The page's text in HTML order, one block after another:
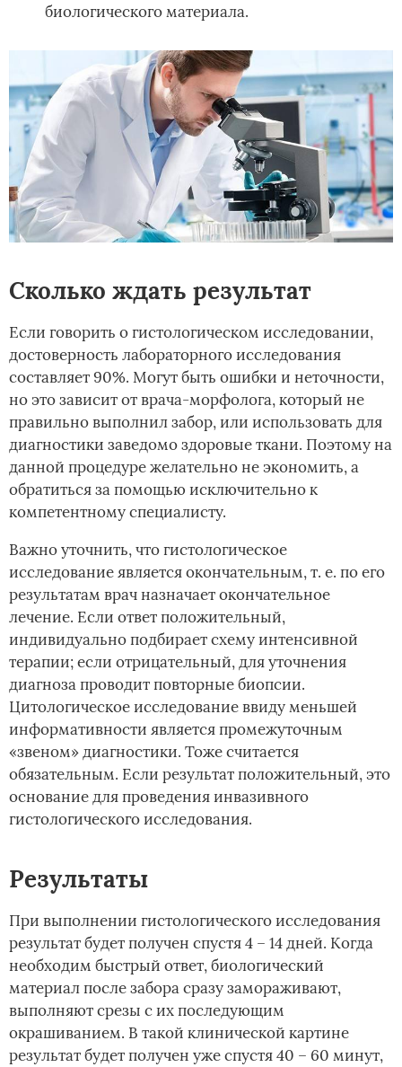
биологического материала.
Сколько ждать результат
Если говорить о гистологическом исследовании,
достоверность лабораторного исследования
составляет 90%. Могут быть ошибки и неточности,
но это зависит от врача-морфолога, который не
правильно выполнил забор, или использовать для
диагностики заведомо здоровые ткани. Поэтому на
данной процедуре желательно не экономить, а
обратиться за помощью исключительно к
компетентному специалисту.
Важно уточнить, что гистологическое
исследование является окончательным, т. е. по его
результатам врач назначает окончательное
лечение. Если ответ положительный,
индивидуально подбирает схему интенсивной
терапии; если отрицательный, для уточнения
диагноза проводит повторные биопсии.
Цитологическое исследование ввиду меньшей
информативности является промежуточным
«звеном» диагностики. Тоже считается
обязательным. Если результат положительный, это
основание для проведения инвазивного
гистологического исследования.
Результаты
При выполнении гистологического исследования
результат будет получен спустя 4 – 14 дней. Когда
необходим быстрый ответ, биологический
материал после забора сразу замораживают,
выполняют срезы с их последующим
окрашиванием. В такой клинической картине
результат будет получен уже спустя 40 – 60 минут,